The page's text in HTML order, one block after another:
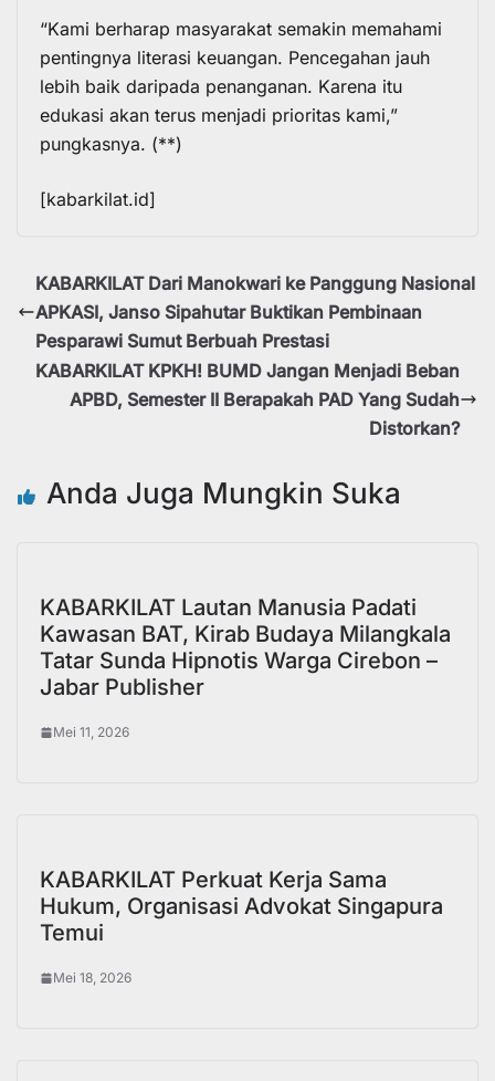
“Kami berharap masyarakat semakin memahami
pentingnya literasi keuangan. Pencegahan jauh
lebih baik daripada penanganan. Karena itu
edukasi akan terus menjadi prioritas kami,”
pungkasnya. (**)
[kabarkilat.id]
KABARKILAT Dari Manokwari ke Panggung Nasional
APKASI, Janso Sipahutar Buktikan Pembinaan
Pesparawi Sumut Berbuah Prestasi
KABARKILAT KPKH! BUMD Jangan Menjadi Beban
APBD, Semester II Berapakah PAD Yang Sudah
Distorkan?
Anda Juga Mungkin Suka
KABARKILAT Lautan Manusia Padati
Kawasan BAT, Kirab Budaya Milangkala
Tatar Sunda Hipnotis Warga Cirebon –
Jabar Publisher
Mei 11, 2026
KABARKILAT Perkuat Kerja Sama
Hukum, Organisasi Advokat Singapura
Temui
Mei 18, 2026